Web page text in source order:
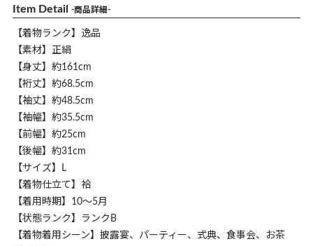
Item Detail -商品詳細-
【着物ランク】逸品
【素材】正絹
【身丈】約161cm
【裄丈】約68.5cm
【袖丈】約48.5cm
【袖幅】約35.5cm
【前幅】約25cm
【後幅】約31cm
【サイズ】L
【着物仕立て】袷
【着用時期】10～5月
【状態ランク】ランクB
【着物着用シーン】披露宴、パーティー、式典、食事会、お茶